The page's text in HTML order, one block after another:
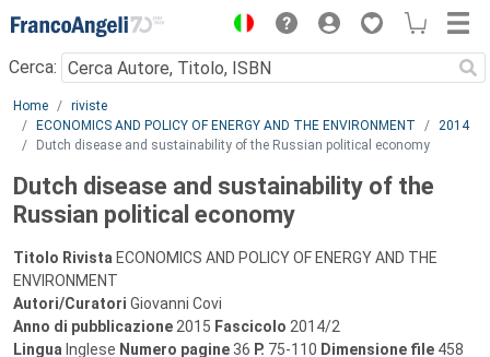
Menu
Cerca:
Main content
Home
riviste
ECONOMICS AND POLICY OF ENERGY AND THE ENVIRONMENT
2014
Dutch disease and sustainability of the Russian political economy
Dutch disease and sustainability of the
Russian political economy
Titolo Rivista ECONOMICS AND POLICY OF ENERGY AND THE
ENVIRONMENT
Autori/Curatori Giovanni Covi
Anno di pubblicazione 2015 Fascicolo 2014/2
Lingua Inglese Numero pagine 36 P. 75-110 Dimensione file 458